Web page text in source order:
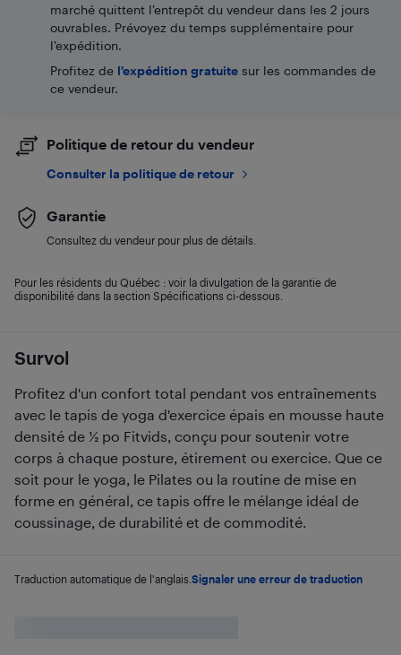
Survol
Profitez d'un confort total pendant vos entraînements
avec le tapis de yoga d'exercice épais en mousse haute
densité de 1⁄2 po Fitvids, conçu pour soutenir votre
corps à chaque posture, étirement ou exercice. Que ce
soit pour le yoga, le Pilates ou la routine de mise en
forme en général, ce tapis offre le mélange idéal de
coussinage, de durabilité et de commodité.
Traduction automatique de l'anglais. Signaler une erreur de traduction
marché quittent l’entrepôt du vendeur dans les 2 jours
ouvrables. Prévoyez du temps supplémentaire pour
l’expédition.
Profitez de l'expédition gratuite sur les commandes de
ce vendeur.
Politique de retour du vendeur
Consulter la politique de retour
Garantie
Consultez du vendeur pour plus de détails.
Pour les résidents du Québec : voir la divulgation de la garantie de
disponibilité dans la section Spécifications ci-dessous.